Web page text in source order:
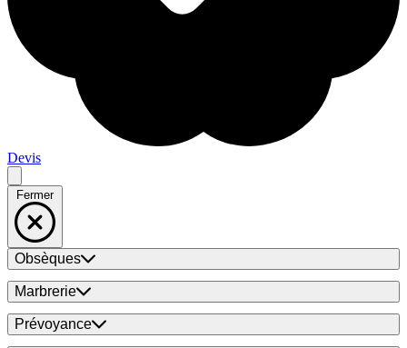
Devis
Fermer
Obsèques
Marbrerie
Prévoyance